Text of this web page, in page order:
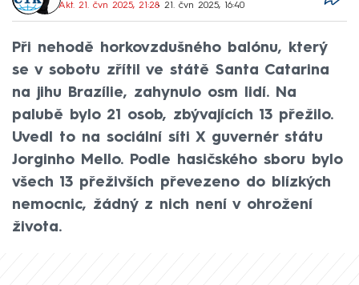
Akt. 21. čvn 2025, 21:28• 21. čvn 2025, 16:40
Při nehodě horkovzdušného balónu, který
se v sobotu zřítil ve státě Santa Catarina
na jihu Brazílie, zahynulo osm lidí. Na
palubě bylo 21 osob, zbývajících 13 přežilo.
Uvedl to na sociální síti X guvernér státu
Jorginho Mello. Podle hasičského sboru bylo
všech 13 přeživších převezeno do blízkých
nemocnic, žádný z nich není v ohrožení
života.